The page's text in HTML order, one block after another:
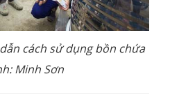
cách sử dụng bồn chứa
Minh Sơn